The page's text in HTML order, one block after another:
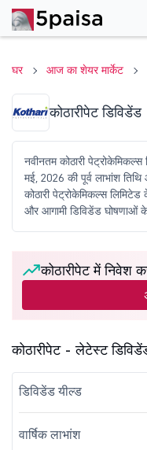
घर आज का शेयर मार्केट
कोठारीपेट डिविडेंड
नवीनतम कोठारी
मई, 2026 की पूर्व लाभांश
कोठारी पेट्रोकेमिकल्स लिमिटेड
और आगामी डिविडेंड घोषणाओं
कोठारीपेट में निवेश
कोठारीपेट - लेटेस्ट
डिविडेंड यील्ड
वार्षिक लाभांश